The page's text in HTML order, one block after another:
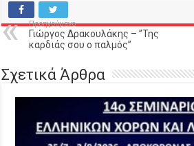
Προηγούμενο
Γιώργος Δρακουλάκης – ”Της
καρδιάς σου ο παλμός”
Σχετικά Άρθρα